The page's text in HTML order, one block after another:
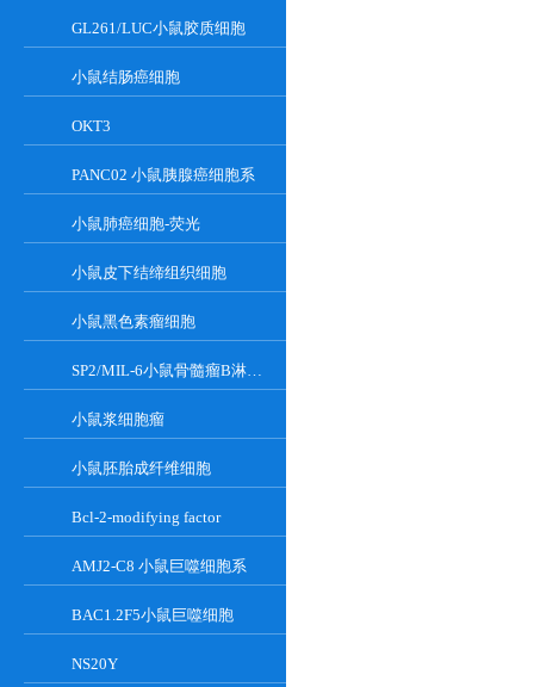
GL261/LUC小鼠胶质细胞
小鼠结肠癌细胞
OKT3
PANC02 小鼠胰腺癌细胞系
小鼠肺癌细胞-荧光
小鼠皮下结缔组织细胞
小鼠黑色素瘤细胞
SP2/MIL-6小鼠骨髓瘤B淋巴悬浮细胞系
小鼠浆细胞瘤
小鼠胚胎成纤维细胞
Bcl-2-modifying factor
AMJ2-C8 小鼠巨噬细胞系
BAC1.2F5小鼠巨噬细胞
NS20Y